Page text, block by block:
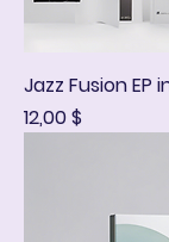
Jazz Fusion EP
Hinta
12,00 $